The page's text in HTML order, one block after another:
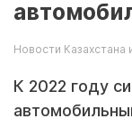
Новости Казахстана
К 2022 году